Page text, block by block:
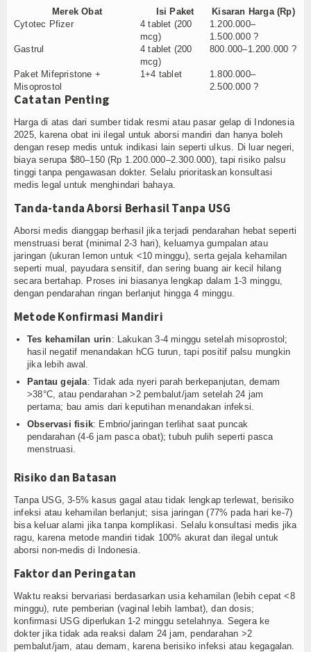
Merek Obat Isi Paket
Kisaran Harga (Rp)
Cytotec Pfizer
4 tablet (200
mcg)
1.200.000–
1.500.000 ?
Gastrul
4 tablet (200
mcg)
800.000–1.200.000 ?
Paket Mifepristone +
Misoprostol
1+4 tablet
1.800.000–
2.500.000 ?
Catatan Penting
Harga di atas dari sumber tidak resmi atau pasar gelap di Indonesia
2025, karena obat ini ilegal untuk aborsi mandiri dan hanya boleh
dengan resep medis untuk indikasi lain seperti ulkus. Di luar negeri,
biaya serupa $80–150 (Rp 1.200.000–2.300.000), tapi risiko palsu
tinggi tanpa pengawasan dokter. Selalu prioritaskan konsultasi
medis legal untuk menghindari bahaya.
Tanda-tanda Aborsi Berhasil Tanpa USG
Aborsi medis dianggap berhasil jika terjadi pendarahan hebat seperti
menstruasi berat (minimal 2-3 hari), keluarnya gumpalan atau
jaringan (ukuran lemon untuk <10 minggu), serta gejala kehamilan
seperti mual, payudara sensitif, dan sering buang air kecil hilang
secara bertahap. Proses ini biasanya lengkap dalam 1-3 minggu,
dengan pendarahan ringan berlanjut hingga 4 minggu.
Metode Konfirmasi Mandiri
Tes kehamilan urin: Lakukan 3-4 minggu setelah misoprostol;
hasil negatif menandakan hCG turun, tapi positif palsu mungkin
jika lebih awal.
Pantau gejala: Tidak ada nyeri parah berkepanjutan, demam
>38°C, atau pendarahan >2 pembalut/jam setelah 24 jam
pertama; bau amis dari keputihan menandakan infeksi.
Observasi fisik: Embrio/jaringan terlihat saat puncak
pendarahan (4-6 jam pasca obat); tubuh pulih seperti pasca
menstruasi.
Risiko dan Batasan
Tanpa USG, 3-5% kasus gagal atau tidak lengkap terlewat, berisiko
infeksi atau kehamilan berlanjut; sisa jaringan (77% pada hari ke-7)
bisa keluar alami jika tanpa komplikasi. Selalu konsultasi medis jika
ragu, karena metode mandiri tidak 100% akurat dan ilegal untuk
aborsi non-medis di Indonesia.
Faktor dan Peringatan
Waktu reaksi bervariasi berdasarkan usia kehamilan (lebih cepat <8
minggu), rute pemberian (vaginal lebih lambat), dan dosis;
konfirmasi USG diperlukan 1-2 minggu setelahnya. Segera ke
dokter jika tidak ada reaksi dalam 24 jam, pendarahan >2
pembalut/jam, atau demam, karena berisiko infeksi atau kegagalan.